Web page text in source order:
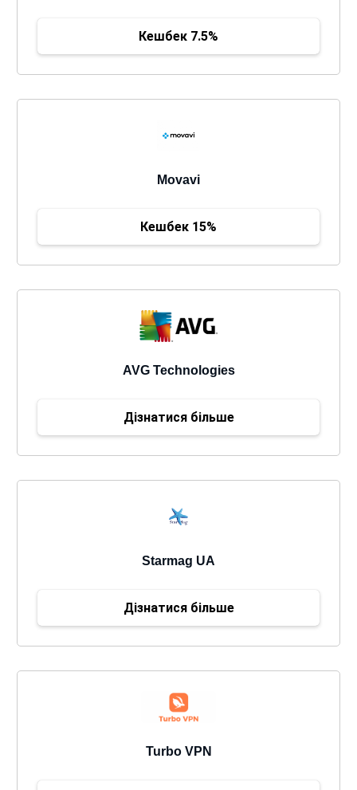
Кешбек 7.5%
Movavi
Кешбек 15%
AVG Technologies
Дізнатися більше
Starmag UA
Дізнатися більше
Turbo VPN